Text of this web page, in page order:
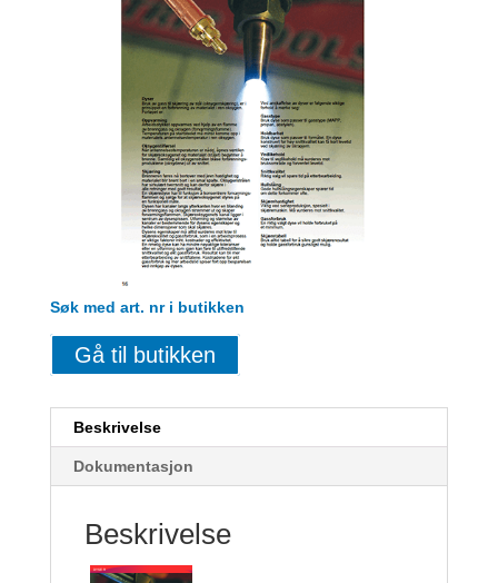
Søk med art. nr i butikken
Gå til butikken
Beskrivelse
Dokumentasjon
Beskrivelse